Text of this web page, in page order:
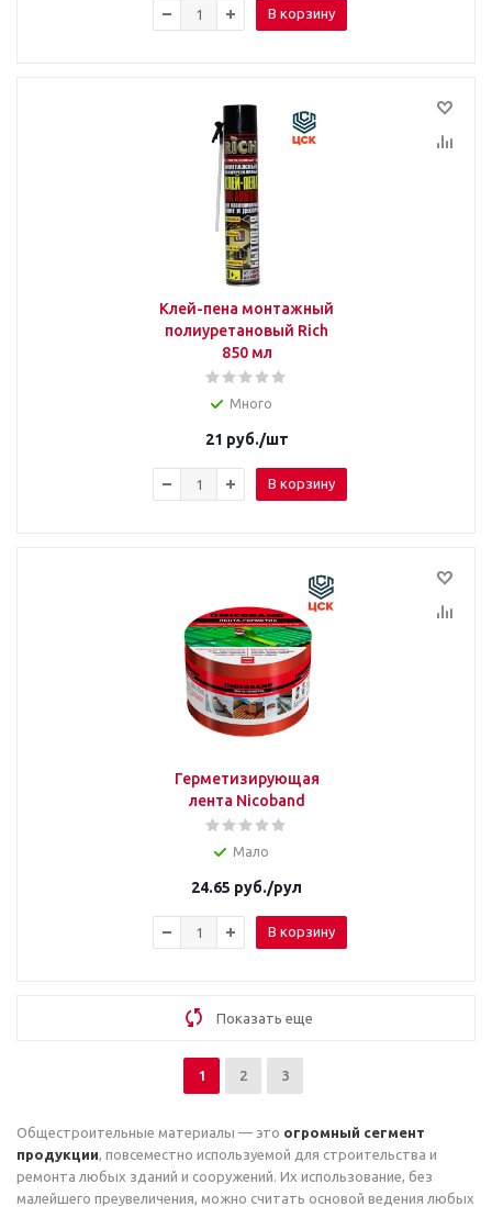
В корзину
Клей-пена монтажный
полиуретановый Rich
850 мл
Много
21 руб./шт
В корзину
Герметизирующая
лента Nicoband
Мало
24.65 руб./рул
В корзину
Показать еще
1 2 3
Общестроительные материалы — это огромный сегмент
продукции, повсеместно используемой для строительства и
ремонта любых зданий и сооружений. Их использование, без
малейшего преувеличения, можно считать основой ведения любых